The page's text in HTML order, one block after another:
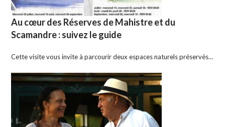
Au cœur des Réserves de Mahistre et du
Scamandre : suivez le guide
Cette visite vous invite à parcourir deux espaces naturels préservés…